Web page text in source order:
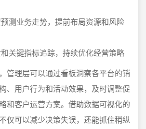
测业务走势，提前布局资源和风险
关键指标追踪，持续优化经营策略
管理层可以通过看板洞察各平台的销
、用户行为和活动效果，及时调整促
和客户运营方案。借助数据可视化的
仅可以减少决策失误，还能抓住稍纵